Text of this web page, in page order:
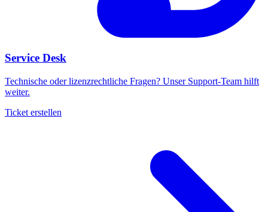
Service Desk
Technische oder lizenzrechtliche Fragen? Unser Support-Team hilft
weiter.
Ticket erstellen